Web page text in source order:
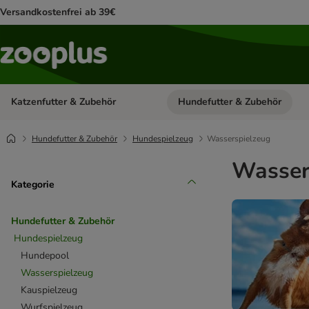
Versandkostenfrei ab 39€
Katzenfutter & Zubehör Kategorie-Menü öffnen:
Hundefutter & Zubehör
Hundefutter & Zubehör Hundespielzeug Wasserspielzeug
Kategorie
Hundefutter & Zubehör
Hundespielzeug
Hundepool
Wasserspielzeug
Kauspielzeug